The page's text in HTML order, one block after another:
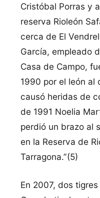
Cristóbal Porras y
reserva Rioleón
cerca de El
García, empleado
Casa de Campo,
1990 por el león al
causó heridas de
de 1991 Noelia
perdió un brazo al
en la Reserva de
Tarragona.”(5)
En 2007, dos